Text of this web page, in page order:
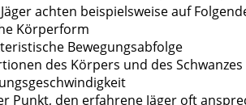
achten beispielsweise auf
Körperform
Bewegungsabfolge
des Körpers und des Schwanzes
Punkt, den erfahrene Jäger oft